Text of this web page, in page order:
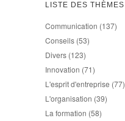
LISTE DES THÈMES
Communication (137)
Conseils (53)
Divers (123)
Innovation (71)
L'esprit d'entreprise (77)
L'organisation (39)
La formation (58)